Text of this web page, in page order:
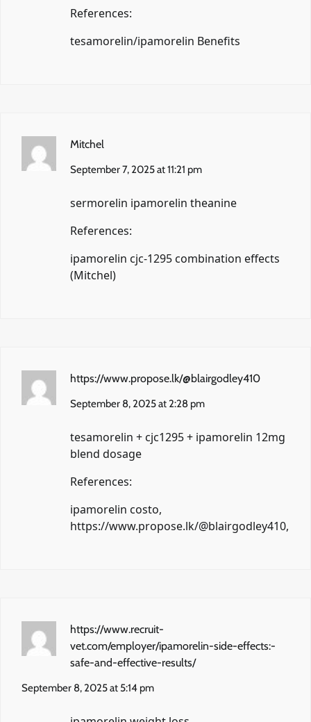
References:
tesamorelin/ipamorelin Benefits
Mitchel
September 7, 2025 at 11:21 pm
sermorelin ipamorelin theanine
References:
ipamorelin cjc-1295 combination effects
(Mitchel)
https://www.propose.lk/@blairgodley410
September 8, 2025 at 2:28 pm
tesamorelin + cjc1295 + ipamorelin 12mg
blend dosage
References:
ipamorelin costo,
https://www.propose.lk/@blairgodley410,
https://www.recruit-
vet.com/employer/ipamorelin-side-effects:-
safe-and-effective-results/
September 8, 2025 at 5:14 pm